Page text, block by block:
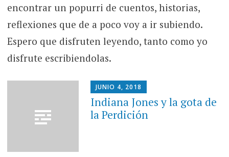
encontrar un popurri de cuentos, historias,
reflexiones que de a poco voy a ir subiendo.
Espero que disfruten leyendo, tanto como yo
disfrute escribiendolas.
JUNIO 4, 2018
Indiana Jones y la gota de
la Perdición